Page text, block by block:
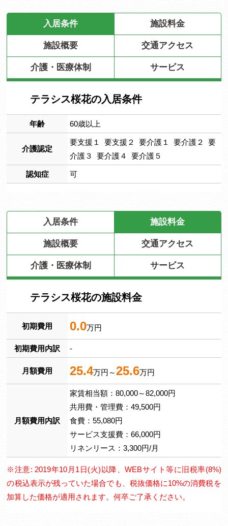
入居条件 施設料金
施設概要 交通アクセス
介護・医療体制 サービス
テラシス桜花の入居条件
年齢 60歳以上
介護認定
要支援１ 要支援２ 要介護１ 要介護２ 要
介護３ 要介護４ 要介護５
認知症 可
入居条件 施設料金
施設概要 交通アクセス
介護・医療体制 サービス
テラシス桜花の施設料金
初期費用 0.0万円
初期費用内訳 -
月額費用 25.4万円～25.6万円
月額費用内訳
家賃相当額：80,000～82,000円
共用費・管理費：49,500円
食費：55,080円
サービス支援費：66,000円
リネンリース：3,300円/月
※注意: 2019年10月1日(火)以降、WEBサイト等に旧税率(8%)
の税込表示が残っていた場合でも、税抜価格に10%の消費税を
加算した価格が適用されます。何卒ご了承ください。